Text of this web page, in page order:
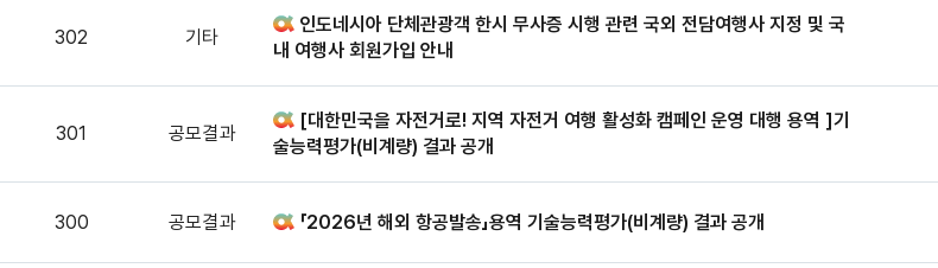
302 기타
인도네시아 단체관광객 한시 무사증 시행 관련 국외 전담여행사 지정 및 국
내 여행사 회원가입 안내
301 공모결과
[대한민국을 자전거로! 지역 자전거 여행 활성화 캠페인 운영 대행 용역 ]기
술능력평가(비계량) 결과 공개
300 공모결과 「2026년 해외 항공발송」용역 기술능력평가(비계량) 결과 공개